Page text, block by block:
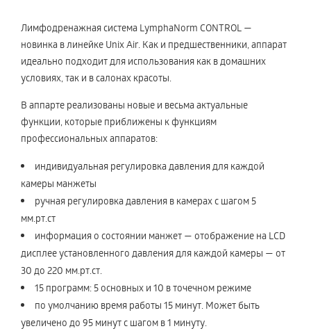
Лимфодренажная система LymphaNorm CONTROL —
новинка в линейке Unix Air. Как и предшественники, аппарат
идеально подходит для использования как в домашних
условиях, так и в салонах красоты.
В аппарте реализованы новые и весьма актуальные
функции, которые приближены к функциям
профессиональных аппаратов:
индивидуальная регулировка давления для каждой
камеры манжеты
ручная регулировка давления в камерах с шагом 5
мм.рт.ст
информация о состоянии манжет — отображение на LСD
дисплее установленного давления для каждой камеры — от
30 до 220 мм.рт.ст.
15 программ: 5 основных и 10 в точечном режиме
по умолчанию время работы 15 минут. Может быть
увеличено до 95 минут с шагом в 1 минуту.